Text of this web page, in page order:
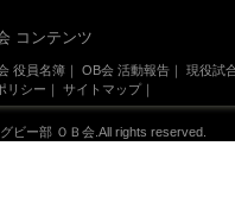
コンテンツ
役員名簿 ｜ OB会 活動報告 ｜ 現役試
リシー ｜ サイトマップ｜
ビー部 ＯＢ会.All rights reserved.